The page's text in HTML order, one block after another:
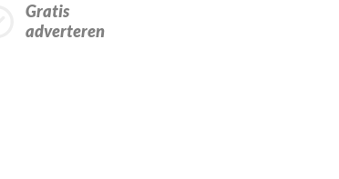
Gratis
adverteren